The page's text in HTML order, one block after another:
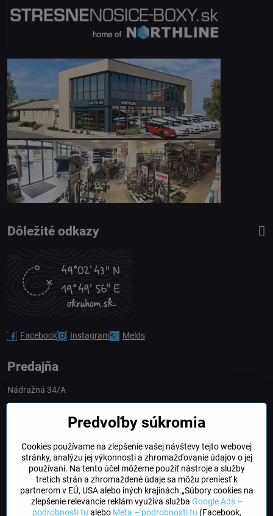
Dôležité odkazy
Facebook Instagram Melds
Predajňa
Nádražná 34/A
obchod​@northline​.sk
Otváracie hodiny
PO, UT, STR, ŠT: 9.00 - 17.00
PIA: 8.00 - 16.00
Predvoľby súkromia
Cookies používame na zlepšenie vašej návštevy tejto webovej
stránky, analýzu jej výkonnosti a zhromažďovanie údajov o jej
používaní. Na tento účel môžeme použiť nástroje a služby
tretích strán a zhromaždené údaje sa môžu preniesť k
partnerom v EÚ, USA alebo iných krajinách.„Súbory cookies na
zlepšenie relevancie reklám využíva služba Google Ads –
podrobnosti tu alebo Meta – podrobnosti tu (Facebook,